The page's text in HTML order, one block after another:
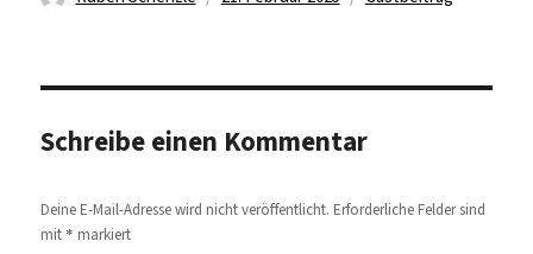
Schreibe einen Kommentar
Deine E-Mail-Adresse wird nicht veröffentlicht. Erforderliche Felder sind
mit * markiert